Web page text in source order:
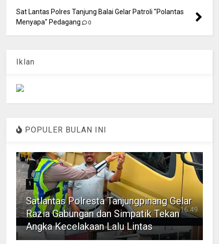
Sat Lantas Polres Tanjung Balai Gelar Patroli "Polantas
Menyapa" Pedagang
0
Iklan
POPULER BULAN INI
1
Satlantas Polresta Tanjungpinang Gelar
Razia Gabungan dan Simpatik Tekan
Angka Kecelakaan Lalu Lintas